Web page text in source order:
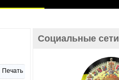
Печать
Социальные сети